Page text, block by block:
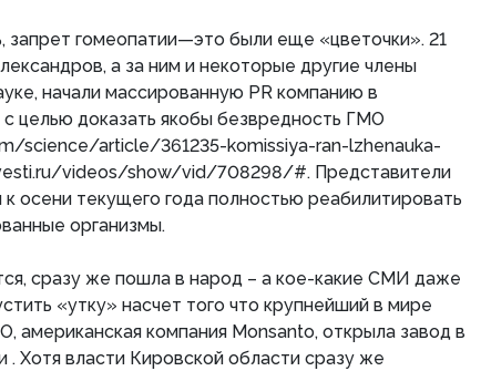
запрет гомеопатии—это были еще «цветочки». 21
а за ним и некоторые другие члены
начали массированную PR компанию в
целью доказать якобы безвредность ГМО
science/article/361235-komissiya-ran-lzhenauka-
videos/show/vid/708298/#. Представители
осени текущего года полностью реабилитировать
организмы.
сразу же пошла в народ – а кое-какие СМИ даже
«утку» насчет того что крупнейший в мире
американская компания Monsanto, открыла завод в
. Хотя власти Кировской области сразу же